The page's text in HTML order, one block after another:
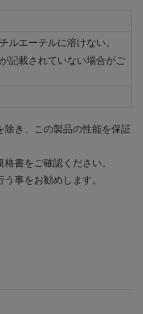
ルエーテルに溶けない。
記載されていない場合がご
除き、この製品の性能を保証
書をご確認ください。
事をお勧めします。